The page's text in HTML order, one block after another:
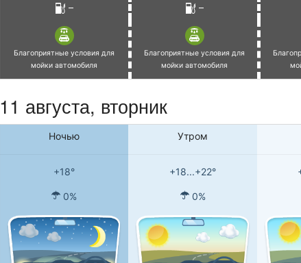
– –
Благоприятные условия для
мойки автомобиля
Благоприятные условия для
мойки автомобиля
11 августа, вторник
Ночью Утром
+18° +18...+22°
0% 0%